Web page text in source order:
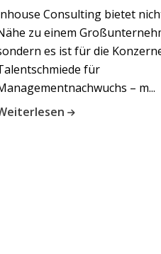
Consulting bietet
zu einem
es ist für die
für
– m...